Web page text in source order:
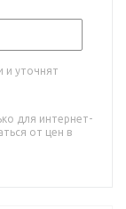
и уточнят
для интернет-
от цен в